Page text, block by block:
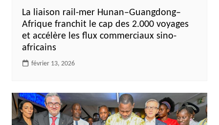
La liaison rail-mer Hunan–Guangdong–
Afrique franchit le cap des 2.000 voyages
et accélère les flux commerciaux sino-
africains
février 13, 2026